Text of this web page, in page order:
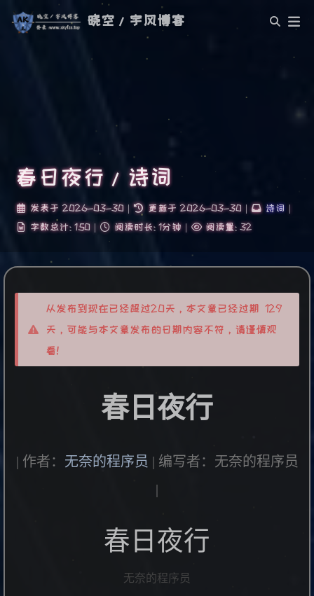
晓空/宇风博客
春日夜行/诗词
发表于 2026-03-30 | 更新于 2026-03-30 | 诗词 |
字数总计: 150 | 阅读时长: 1分钟 | 阅读量: 32
从发布到现在已经超过20天，本文章已经过期 129
天，可能与本文章发布的日期内容不符，请谨慎观
看！
春日夜行
| 作者： 无奈的程序员 | 编写者：无奈的程序员
|
春日夜行
无奈的程序员